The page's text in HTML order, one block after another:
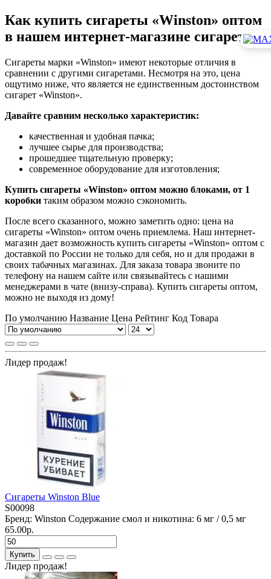
Как купить сигареты «Winston» оптом
в нашем интернет-магазине сигарет.
Сигареты марки «Winston» имеют некоторые отличия в
сравнении с другими сигаретами. Несмотря на это, цена
ощутимо ниже, что является не единственным достоинством
сигарет «Winston».
Давайте сравним несколько характеристик:
качественная и удобная пачка;
лучшее сырье для производства;
прошедшее тщательную проверку;
современное оборудование для изготовления;
Купить сигареты «Winston» оптом можно блоками, от 1
коробки таким образом можно сэкономить.
После всего сказанного, можно заметить одно: цена на
сигареты «Winston» оптом очень приемлема. Наш интернет-
магазин дает возможность купить сигареты «Winston» оптом с
доставкой по России не только для себя, но и для продажи в
своих табачных магазинах. Для заказа товара звоните по
телефону на нашем сайте или связывайтесь с нашими
менеджерами в чате (внизу-справа). Купить сигареты оптом,
можно не выходя из дому!
По умолчанию Название Цена Рейтинг Код Товара
Лидер продаж!
Сигареты Winston Blue
S00098
Бренд: Winston Содержание смол и никотина: 6 мг / 0,5 мг
65.00р.
Купить
Лидер продаж!